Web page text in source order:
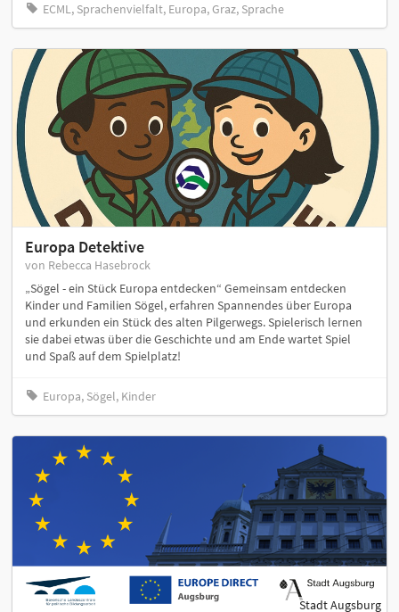
ECML, Sprachenvielfalt, Europa, Graz, Sprache
Europa Detektive
von Rebecca Hasebrock
„Sögel - ein Stück Europa entdecken“ Gemeinsam entdecken
Kinder und Familien Sögel, erfahren Spannendes über Europa
und erkunden ein Stück des alten Pilgerwegs. Spielerisch lernen
sie dabei etwas über die Geschichte und am Ende wartet Spiel
und Spaß auf dem Spielplatz!
Europa, Sögel, Kinder
Stadt Augsburg